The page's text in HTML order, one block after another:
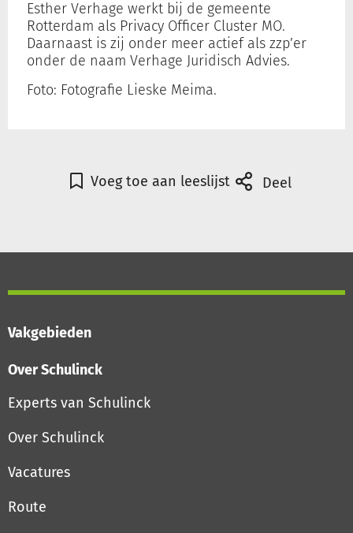
Inloggen
Esther Verhage werkt bij de gemeente
Rotterdam als Privacy Officer Cluster MO.
Daarnaast is zij onder meer actief als zzp’er
onder de naam Verhage Juridisch Advies.
Foto: Fotografie Lieske Meima.
Voeg toe aan leeslijst Deel
Vakgebieden
Over Schulinck
Experts van Schulinck
Over Schulinck
Vacatures
Route